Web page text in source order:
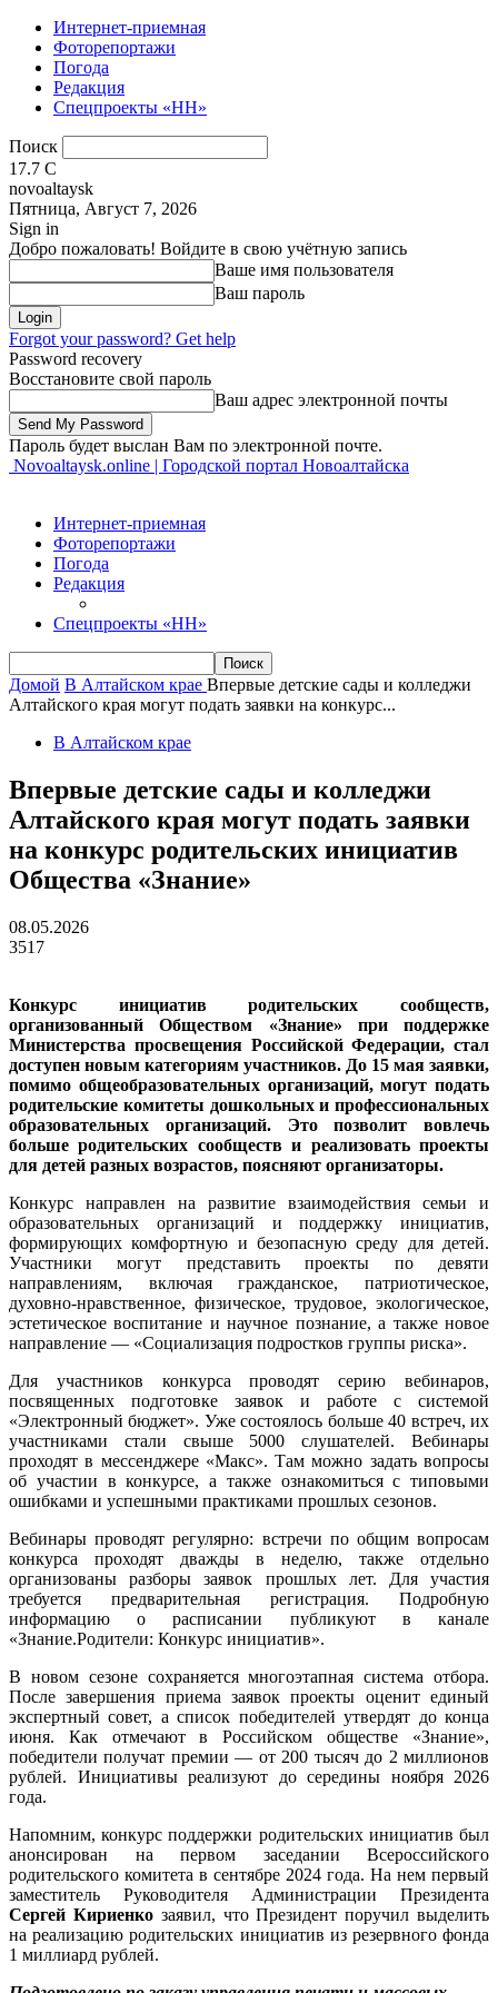
Интернет-приемная
Фоторепортажи
Погода
Редакция
Спецпроекты «НН»
Поиск
17.7 C
novoaltaysk
Пятница, Август 7, 2026
Sign in
Добро пожаловать! Войдите в свою учётную запись
Ваше имя пользователя
Ваш пароль
Forgot your password? Get help
Password recovery
Восстановите свой пароль
Ваш адрес электронной почты
Пароль будет выслан Вам по электронной почте.
Novoaltaysk.online | Городской портал Новоалтайска
Интернет-приемная
Фоторепортажи
Погода
Редакция
Спецпроекты «НН»
Домой В Алтайском крае Впервые детские сады и колледжи
Алтайского края могут подать заявки на конкурс...
В Алтайском крае
Впервые детские сады и колледжи
Алтайского края могут подать заявки
на конкурс родительских инициатив
Общества «Знание»
08.05.2026
3517
Конкурс инициатив родительских сообществ,
организованный Обществом «Знание» при поддержке
Министерства просвещения Российской Федерации, стал
доступен новым категориям участников. До 15 мая заявки,
помимо общеобразовательных организаций, могут подать
родительские комитеты дошкольных и профессиональных
образовательных организаций. Это позволит вовлечь
больше родительских сообществ и реализовать проекты
для детей разных возрастов, поясняют организаторы.
Конкурс направлен на развитие взаимодействия семьи и
образовательных организаций и поддержку инициатив,
формирующих комфортную и безопасную среду для детей.
Участники могут представить проекты по девяти
направлениям, включая гражданское, патриотическое,
духовно-нравственное, физическое, трудовое, экологическое,
эстетическое воспитание и научное познание, а также новое
направление — «Социализация подростков группы риска».
Для участников конкурса проводят серию вебинаров,
посвященных подготовке заявок и работе с системой
«Электронный бюджет». Уже состоялось больше 40 встреч, их
участниками стали свыше 5000 слушателей. Вебинары
проходят в мессенджере «Макс». Там можно задать вопросы
об участии в конкурсе, а также ознакомиться с типовыми
ошибками и успешными практиками прошлых сезонов.
Вебинары проводят регулярно: встречи по общим вопросам
конкурса проходят дважды в неделю, также отдельно
организованы разборы заявок прошлых лет. Для участия
требуется предварительная регистрация. Подробную
информацию о расписании публикуют в канале
«Знание.Родители: Конкурс инициатив».
В новом сезоне сохраняется многоэтапная система отбора.
После завершения приема заявок проекты оценит единый
экспертный совет, а список победителей утвердят до конца
июня. Как отмечают в Российском обществе «Знание»,
победители получат премии — от 200 тысяч до 2 миллионов
рублей. Инициативы реализуют до середины ноября 2026
года.
Напомним, конкурс поддержки родительских инициатив был
анонсирован на первом заседании Всероссийского
родительского комитета в сентябре 2024 года. На нем первый
заместитель Руководителя Администрации Президента
Сергей Кириенкозаявил, что Президент поручил выделить
на реализацию родительских инициатив из резервного фонда
1 миллиард рублей.